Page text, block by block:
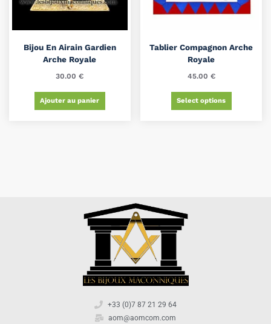
Bijou En Airain Gardien
Arche Royale
30.00€
Ajouter au panier
Tablier Compagnon Arche
Royale
45.00 €
Select options
+33 (0)7 87 21 29 64
aom@aomcom.com